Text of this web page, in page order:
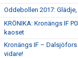
Oddebollen 2017:
KRÖNIKA: Kronängs IF
kaoset
Kronängs IF – Dalsjöfors
vidare!